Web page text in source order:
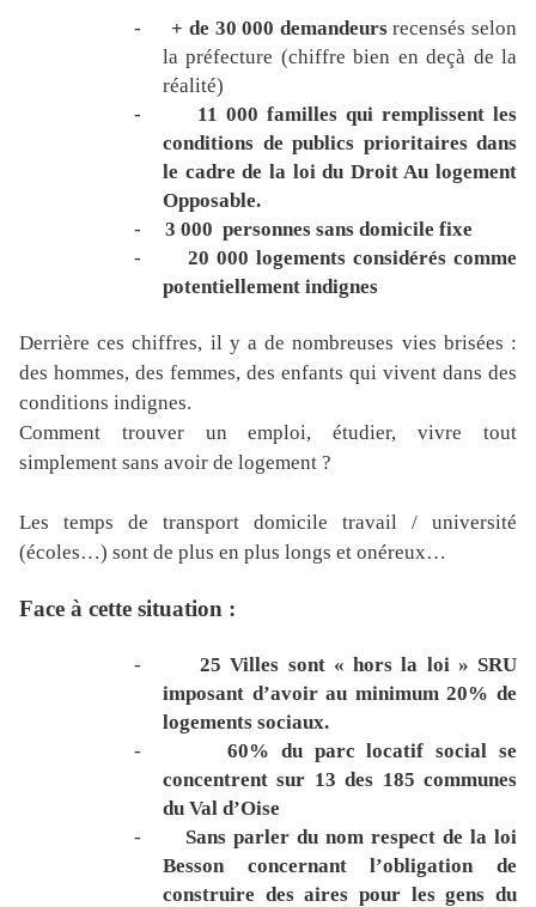
- + de 30 000 demandeurs recensés selon
la préfecture (chiffre bien en deçà de la
réalité)
-
11 000 familles qui remplissent les
conditions de publics prioritaires dans
le cadre de la loi du Droit Au logement
Opposable.
-
3 000 personnes sans domicile fixe
-
20 000 logements considérés comme
potentiellement indignes
Derrière ces chiffres, il y a de nombreuses vies brisées :
des hommes, des femmes, des enfants qui vivent dans des
conditions indignes.
Comment trouver un emploi, étudier, vivre tout
simplement sans avoir de logement ?
Les temps de transport domicile travail / université
(écoles…) sont de plus en plus longs et onéreux…
Face à cette situation :
-
25 Villes sont « hors la loi » SRU
imposant d’avoir au minimum 20% de
logements sociaux.
-
60% du parc locatif social se
concentrent sur 13 des 185 communes
du Val d’Oise
-
Sans parler du nom respect de la loi
Besson concernant l’obligation de
construire des aires pour les gens du